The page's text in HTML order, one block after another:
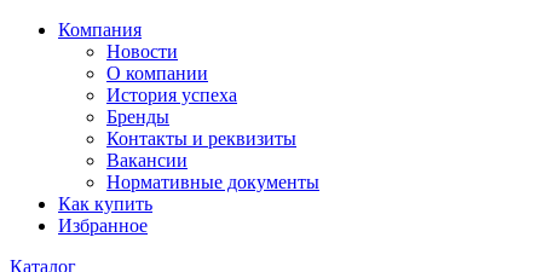
Компания
Новости
О компании
История успеха
Бренды
Контакты и реквизиты
Вакансии
Нормативные документы
Как купить
Избранное
Каталог